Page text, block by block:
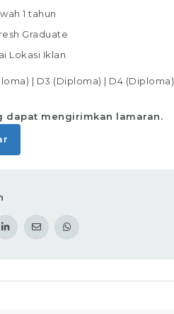
1 tahun
Graduate
Lokasi Iklan
| D3 (Diploma) | D4 (Diploma)
dapat mengirimkan lamaran.